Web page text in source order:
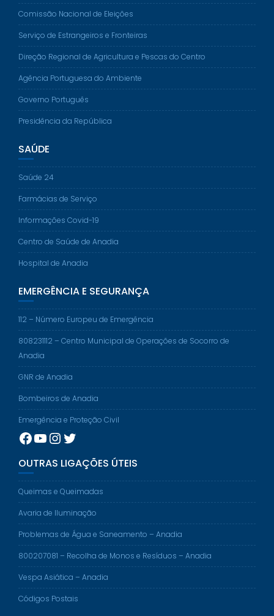
Comissão Nacional de Eleições
Serviço de Estrangeiros e Fronteiras
Direção Regional de Agricultura e Pescas do Centro
Agência Portuguesa do Ambiente
Governo Português
Presidência da República
SAÚDE
Saúde 24
Farmácias de Serviço
Informações Covid-19
Centro de Saúde de Anadia
Hospital de Anadia
EMERGÊNCIA E SEGURANÇA
112 – Número Europeu de Emergência
808231112 – Centro Municipal de Operações de Socorro de
Anadia
GNR de Anadia
Bombeiros de Anadia
Emergência e Proteção Civil
Facebook
YouTube
Instagram
Twitter
OUTRAS LIGAÇÕES ÚTEIS
Queimas e Queimadas
Avaria de Iluminação
Problemas de Água e Saneamento – Anadia
800207081 – Recolha de Monos e Resíduos – Anadia
Vespa Asiática – Anadia
Códigos Postais